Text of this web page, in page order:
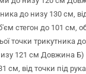
до низу 130 см,
стегон до 101 см,
точки трикутника
121 см Довжина Б)
см, від точки під